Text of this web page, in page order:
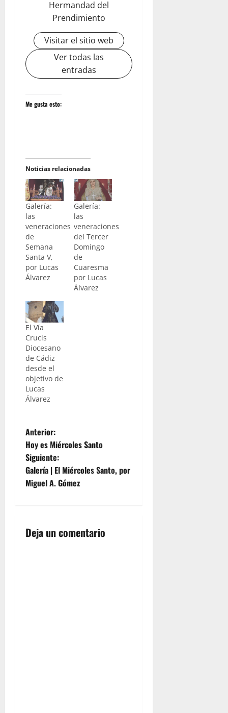
Hermandad del
Prendimiento
Visitar el sitio web
Ver todas las
entradas
Me gusta esto:
Noticias relacionadas
Galería:
las
veneraciones
de
Semana
Santa V,
por Lucas
Álvarez
Galería:
las
veneraciones
del Tercer
Domingo
de
Cuaresma
por Lucas
Álvarez
El Vía
Crucis
Diocesano
de Cádiz
desde el
objetivo de
Lucas
Álvarez
N
a
v
a
Anterior:
Hoy es Miércoles Santo
Siguiente:
Galería | El Miércoles Santo, por
Miguel A. Gómez
Deja un comentario